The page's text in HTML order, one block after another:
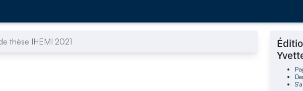
thèse IHEMI 2021